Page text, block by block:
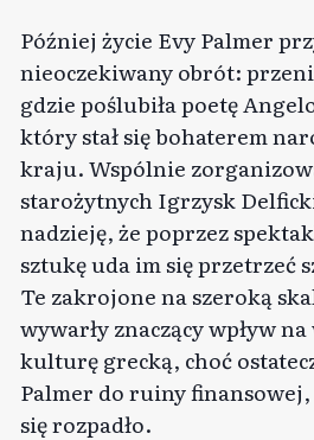
Później życie Evy Palmer
nieoczekiwany obrót:
gdzie poślubiła poetę
który stał się bohaterem
kraju. Wspólnie
starożytnych Igrzysk
nadzieję, że poprzez
sztukę uda im się przetrzeć
Te zakrojone na szeroką
wywarły znaczący wpływ na
kulturę grecką, choć
Palmer do ruiny finansowej,
się rozpadło.